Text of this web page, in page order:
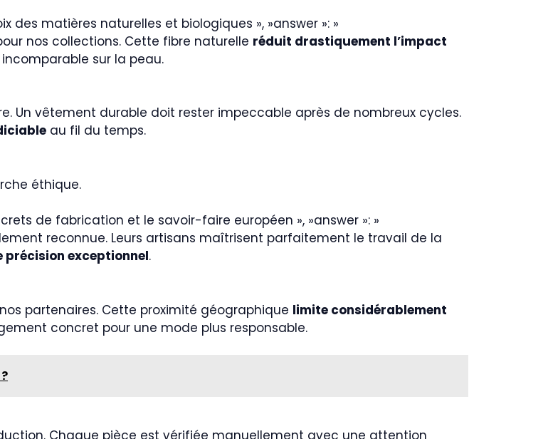
des matières naturelles et biologiques », »answer »: »
nos collections. Cette fibre naturelle réduit drastiquement l’impact
sur la peau.
Un vêtement durable doit rester impeccable après de nombreux cycles.
au fil du temps.
éthique.
de fabrication et le savoir-faire européen », »answer »: »
reconnue. Leurs artisans maîtrisent parfaitement le travail de la
exceptionnel.
partenaires. Cette proximité géographique limite considérablement
concret pour une mode plus responsable.
Chaque pièce est vérifiée manuellement avec une attention